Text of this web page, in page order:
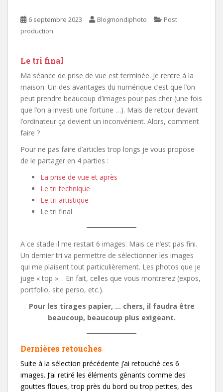
6 septembre 2023 Blogmondiphoto
Post
production
Le tri final
Ma séance de prise de vue est terminée. Je rentre à la
maison. Un des avantages du numérique c’est que l’on
peut prendre beaucoup d’images pour pas cher (une fois
que l’on a investi une fortune …). Mais de retour devant
l’ordinateur ça devient un inconvénient. Alors, comment
faire ?
Pour ne pas faire d’articles trop longs je vous propose
de le partager en 4 parties :
La prise de vue et après
Le tri technique
Le tri artistique
Le tri final
A ce stade il me restait 6 images. Mais ce n’est pas fini.
Un dernier tri va permettre de sélectionner les images
qui me plaisent tout particulièrement. Les photos que je
juge « top »… En fait, celles que vous montrerez (expos,
portfolio, site perso, etc.).
Pour les tirages papier, … chers, il faudra être
beaucoup, beaucoup plus exigeant.
Dernières retouches
Suite à la sélection précédente j’ai retouché ces 6
images. J’ai retiré les éléments gênants comme des
gouttes floues, trop près du bord ou trop petites, des